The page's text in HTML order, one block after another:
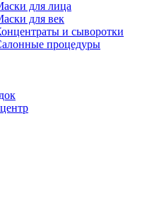
для лица
для век
и сыворотки
процедуры